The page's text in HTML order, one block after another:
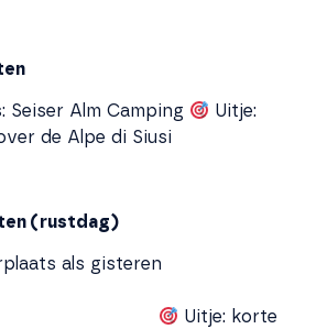
Seiser Alm Camping
Uitje:
de Alpe di Siusi
(rustdag)
als gisteren
Uitje: korte